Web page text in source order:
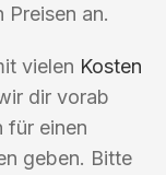
an.
vielen Kosten
dir vorab
für einen
geben. Bitte